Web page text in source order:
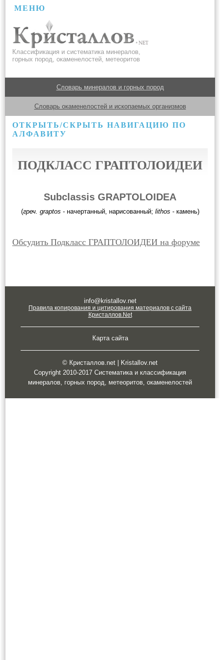
МЕНЮ
Классификация и систематика минералов,
горных пород, окаменелостей, метеоритов
Словарь минералов и горных пород
Словарь окаменелостей и ископаемых организмов
ОТКРЫТЬ/СКРЫТЬ НАВИГАЦИЮ ПО
АЛФАВИТУ
ПОДКЛАСС ГРАПТОЛОИДЕИ
Subclassis GRAPTOLOIDEA
(греч. graptos - начертанный, нарисованный; lithos - камень)
Обсудить Подкласс ГРАПТОЛОИДЕИ на форуме
info@kristallov.net
Правила копирования и цитирования материалов с сайта
Кристаллов.Net
Карта сайта
© Кристаллов.net | Kristallov.net
Copyright 2010-2017 Систематика и классификация
минералов, горных пород, метеоритов, окаменелостей